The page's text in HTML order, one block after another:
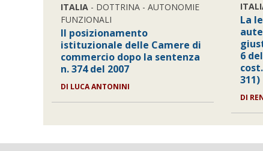
ITALIA - DOTTRINA - AUTONOMIE
FUNZIONALI
Il posizionamento
istituzionale delle Camere di
commercio dopo la sentenza
n. 374 del 2007
DI LUCA ANTONINI
La
6
311)
DI